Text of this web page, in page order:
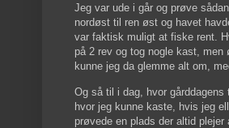
Jeg var ude i går og prøve
nordøst til ren øst og havet
var faktisk muligt at fiske rent.
på 2 rev og tog nogle kast, men
kunne jeg da glemme alt om,
Og så til i dag, hvor
hvor jeg kunne kaste, hvis jeg
prøvede en plads der altid